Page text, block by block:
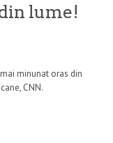
lume!
minunat oras din
CNN.